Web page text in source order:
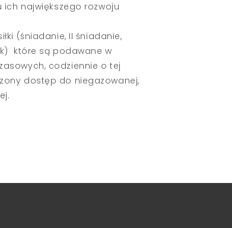
ich największego rozwoju
(śniadanie, II śniadanie,
które są podawane w
codziennie o tej
dostęp do niegazowanej,